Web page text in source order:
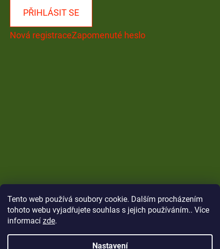
Tento web používá soubory cookie. Dalším procházením
tohoto webu vyjadřujete souhlas s jejich používáním.. Více
informací zde.
Nastavení
PŘIHLÁSIT SE
Nová registraceZapomenuté heslo